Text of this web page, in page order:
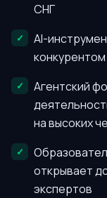
СНГ
AI-
Агентский
на высоких
открывает
экспертов